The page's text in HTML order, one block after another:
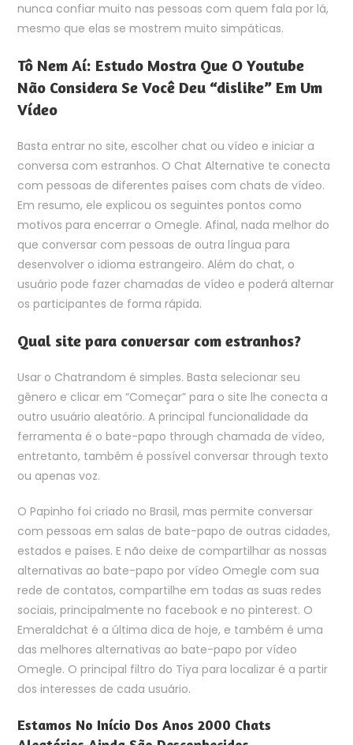
nunca confiar muito nas pessoas com quem fala por lá,
mesmo que elas se mostrem muito simpáticas.
Tô Nem Aí: Estudo Mostra Que O Youtube
Não Considera Se Você Deu “dislike” Em Um
Vídeo
Basta entrar no site, escolher chat ou vídeo e iniciar a
conversa com estranhos. O Chat Alternative te conecta
com pessoas de diferentes países com chats de vídeo.
Em resumo, ele explicou os seguintes pontos como
motivos para encerrar o Omegle. Afinal, nada melhor do
que conversar com pessoas de outra língua para
desenvolver o idioma estrangeiro. Além do chat, o
usuário pode fazer chamadas de vídeo e poderá alternar
os participantes de forma rápida.
Qual site para conversar com estranhos?
Usar o Chatrandom é simples. Basta selecionar seu
gênero e clicar em “Começar” para o site lhe conecta a
outro usuário aleatório. A principal funcionalidade da
ferramenta é o bate-papo through chamada de vídeo,
entretanto, também é possível conversar through texto
ou apenas voz.
O Papinho foi criado no Brasil, mas permite conversar
com pessoas em salas de bate-papo de outras cidades,
estados e países. E não deixe de compartilhar as nossas
alternativas ao bate-papo por vídeo Omegle com sua
rede de contatos, compartilhe em todas as suas redes
sociais, principalmente no facebook e no pinterest. O
Emeraldchat é a última dica de hoje, e também é uma
das melhores alternativas ao bate-papo por vídeo
Omegle. O principal filtro do Tiya para localizar é a partir
dos interesses de cada usuário.
Estamos No Início Dos Anos 2000 Chats